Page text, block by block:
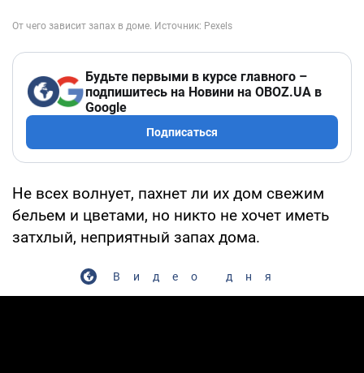
Будьте первыми в курсе главного –
подпишитесь на Новини на OBOZ.UA в
Google
Подписаться
Не всех волнует, пахнет ли их дом свежим
бельем и цветами, но никто не хочет иметь
затхлый, неприятный запах дома.
Видео дня